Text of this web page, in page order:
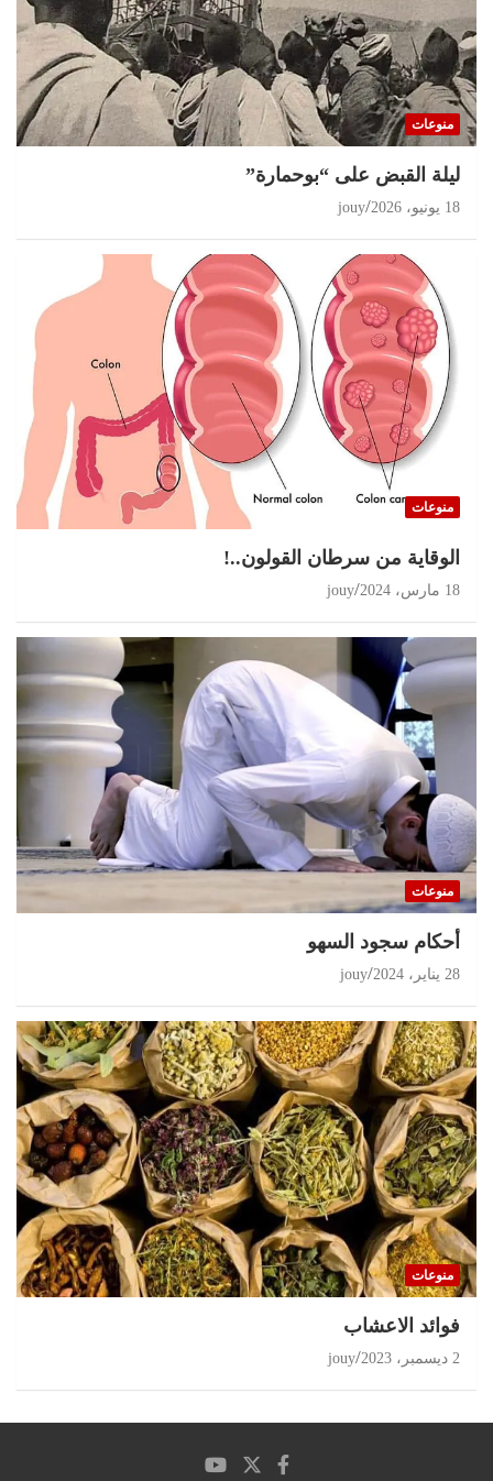
منوعات
ليلة القبض على “بوحمارة”
18 يونيو، 2026 jouy
منوعات
الوقاية من سرطان القولون..!
18 مارس، 2024 jouy
منوعات
أحكام سجود السهو
28 يناير، 2024 jouy
منوعات
‏فوائد الاعشاب
2 ديسمبر، 2023 jouy